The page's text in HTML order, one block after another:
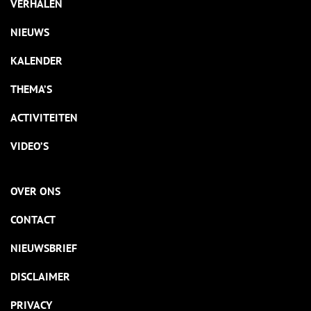
VERHALEN
NIEUWS
KALENDER
THEMA’S
ACTIVITEITEN
VIDEO’S
OVER ONS
CONTACT
NIEUWSBRIEF
DISCLAIMER
PRIVACY